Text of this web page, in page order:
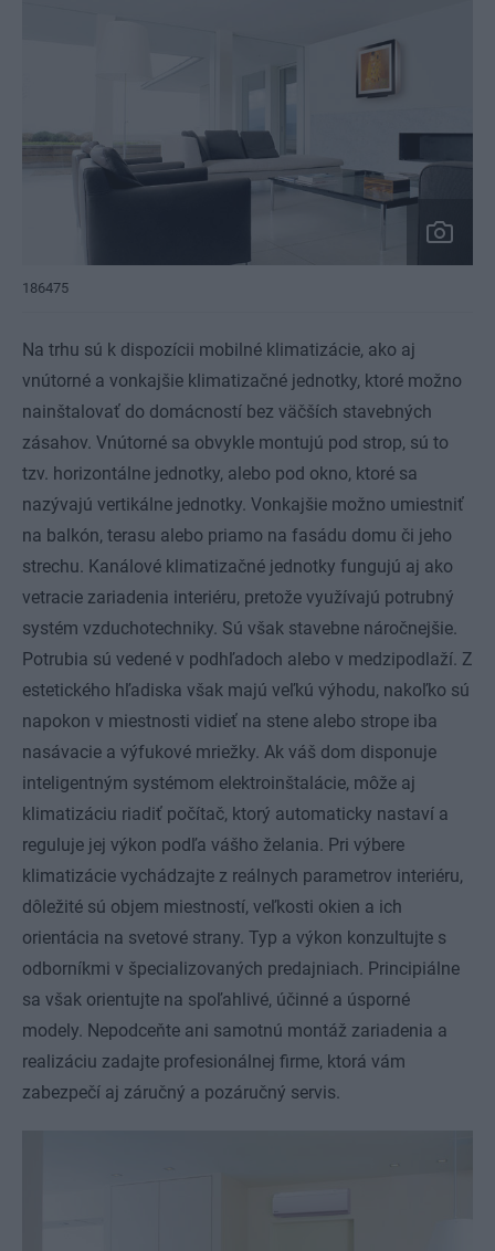
186475
Na trhu sú k dispozícii mobilné klimatizácie, ako aj
vnútorné a vonkajšie klimatizačné jednotky, ktoré možno
nainštalovať do domácností bez väčších stavebných
zásahov. Vnútorné sa obvykle montujú pod strop, sú to
tzv. horizontálne jednotky, alebo pod okno, ktoré sa
nazývajú vertikálne jednotky. Vonkajšie možno umiestniť
na balkón, terasu alebo priamo na fasádu domu či jeho
strechu. Kanálové klimatizačné jednotky fungujú aj ako
vetracie zariadenia interiéru, pretože využívajú potrubný
systém vzduchotechniky. Sú však stavebne náročnejšie.
Potrubia sú vedené v podhľadoch alebo v medzipodlaží. Z
estetického hľadiska však majú veľkú výhodu, nakoľko sú
napokon v miestnosti vidieť na stene alebo strope iba
nasávacie a výfukové mriežky. Ak váš dom disponuje
inteligentným systémom elektroinštalácie, môže aj
klimatizáciu riadiť počítač, ktorý automaticky nastaví a
reguluje jej výkon podľa vášho želania. Pri výbere
klimatizácie vychádzajte z reálnych parametrov interiéru,
dôležité sú objem miestností, veľkosti okien a ich
orientácia na svetové strany. Typ a výkon konzultujte s
odborníkmi v špecializovaných predajniach. Principiálne
sa však orientujte na spoľahlivé, účinné a úsporné
modely. Nepodceňte ani samotnú montáž zariadenia a
realizáciu zadajte profesionálnej firme, ktorá vám
zabezpečí aj záručný a pozáručný servis.